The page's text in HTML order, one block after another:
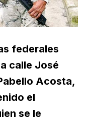
federales
calle José
Acosta,
el
se le